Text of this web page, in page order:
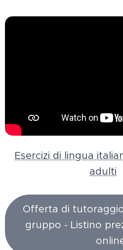
Esercizi di lingua
adulti
Offerta di
gruppo - Listino